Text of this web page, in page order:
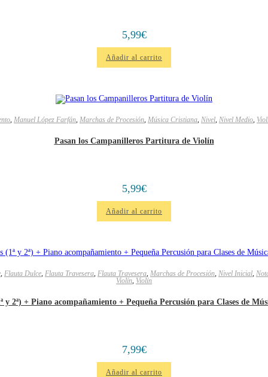
5,99€
Añadir al carrito
Manuel López Farfán Marchas de Procesión Música Cristiana Nivel Nivel Medio
Pasan los Campanilleros Partitura de Violín
5,99€
Añadir al carrito
Flauta Dulce Flauta Travesera Flauta Travesera Marchas de Procesión Nivel Inicial
Violín Violín
2ª) + Piano acompañamiento + Pequeña Percusión para Clases de
7,99€
Añadir al carrito